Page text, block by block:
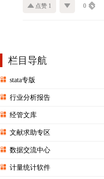
点赞 1 0
栏目导航
stata专版
行业分析报告
经管文库
文献求助专区
数据交流中心
计量统计软件